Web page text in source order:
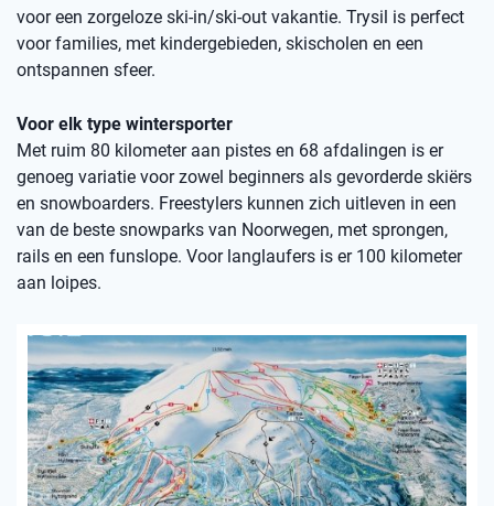
voor een zorgeloze ski-in/ski-out vakantie. Trysil is perfect
voor families, met kindergebieden, skischolen en een
ontspannen sfeer.
Voor elk type wintersporter
Met ruim 80 kilometer aan pistes en 68 afdalingen is er
genoeg variatie voor zowel beginners als gevorderde skiërs
en snowboarders. Freestylers kunnen zich uitleven in een
van de beste snowparks van Noorwegen, met sprongen,
rails en een funslope. Voor langlaufers is er 100 kilometer
aan loipes.